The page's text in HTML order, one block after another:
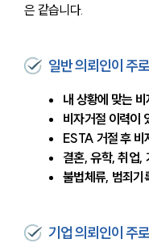
은 같습니다.
일반 의뢰인이 주
내 상황에 맞는
비자거절 이력이
ESTA 거절 후 비
결혼, 유학, 취업,
불법체류, 범죄기
기업 의뢰인이 주